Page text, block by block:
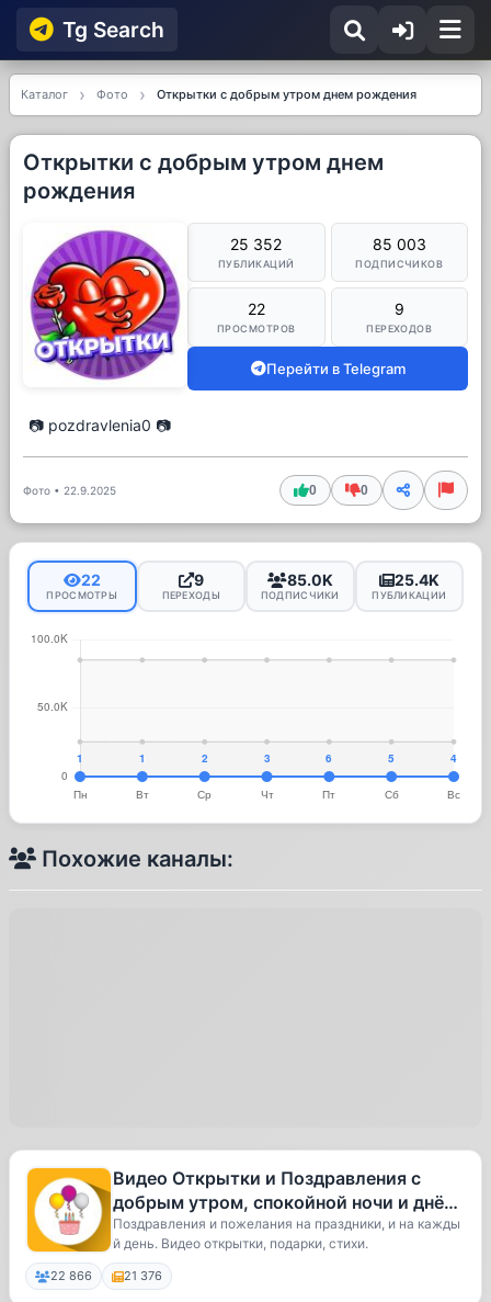
Tg Searсh
Каталог Фото Открытки с добрым утром днем рождения
Открытки с добрым утром днем
рождения
25 352
ПУБЛИКАЦИЙ
85 003
ПОДПИСЧИКОВ
22
ПРОСМОТРОВ
9
ПЕРЕХОДОВ
Перейти в Telegram
📷 pozdravlenia0 📷
Фото • 22.9.2025 0 0
22
ПРОСМОТРЫ
9
ПЕРЕХОДЫ
85.0K
ПОДПИСЧИКИ
25.4K
ПУБЛИКАЦИИ
Похожие каналы:
Видео Открытки и Поздравления с
добрым утром, спокойной ночи и днём
рождения
Поздравления и пожелания на праздники, и на кажды
й день. Видео открытки, подарки, стихи.
22 866 21 376